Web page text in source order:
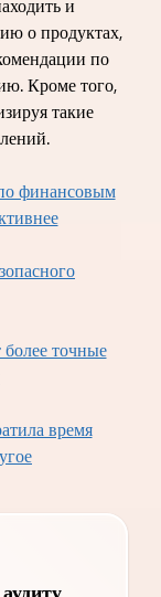
и
о продуктах,
по
Кроме того,
такие
финансовым
точные
время